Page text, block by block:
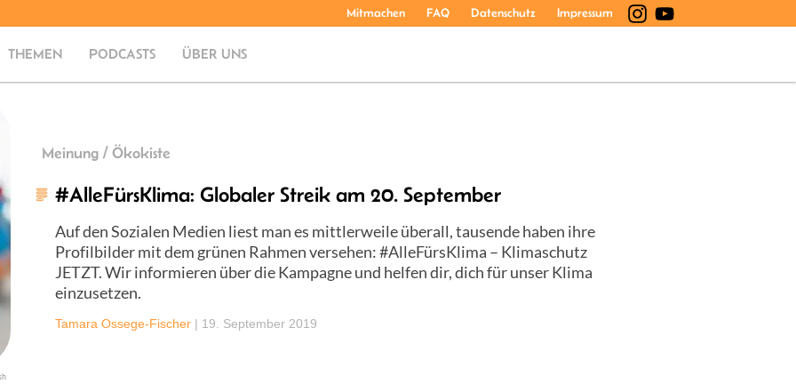
Mitmachen FAQ Datenschutz Impressum
THEMEN PODCASTS ÜBER UNS
Meinung / Ökokiste
#AlleFürsKlima: Globaler Streik am 20. September
Auf den Sozialen Medien liest man es mittlerweile überall, tausende haben ihre
Profilbilder mit dem grünen Rahmen versehen: #AlleFürsKlima – Klimaschutz
JETZT. Wir informieren über die Kampagne und helfen dir, dich für unser Klima
einzusetzen.
Tamara Ossege-Fischer | 19. September 2019